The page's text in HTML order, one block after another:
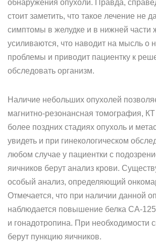
обнаружения опухоли. Правда,
стоит заметить, что такое лечение не
симптомы в желудке и в нижней части
усиливаются, что наводит на мысль о
проблемы и приводит пациентку к
обследовать организм.
Наличие небольших опухолей
магнитно-резонансная томография,
более поздних стадиях опухоль и
увидеть и при гинекологическом
любом случае у пациентки с
яичников берут анализ крови.
особый анализ, определяющий
Отмечается, что при наличии данной
наблюдается повышение белка СА-
и гонадотропина. При необходимости
берут пункцию яичников.